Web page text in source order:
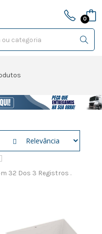
0
32 Dos 3 Registros .